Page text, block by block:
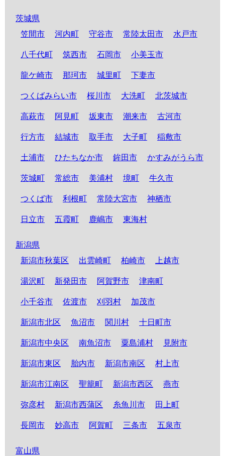
茨城県
笠間市
河内町 守谷市 常陸太田市 水戸市
八千代町 筑西市 石岡市 小美玉市
龍ケ崎市 那珂市 城里町 下妻市
つくばみらい市 桜川市 大洗町 北茨城市
高萩市 阿見町 坂東市 潮来市 古河市
行方市 結城市 取手市 大子町 稲敷市
土浦市 ひたちなか市 鉾田市 かすみがうら市
茨城町 常総市 美浦村 境町 牛久市
つくば市 利根町 常陸大宮市 神栖市
日立市 五霞町 鹿嶋市 東海村
新潟県
新潟市秋葉区
出雲崎町 柏崎市 上越市
湯沢町 新発田市 阿賀野市 津南町
小千谷市 佐渡市 刈羽村 加茂市
新潟市北区 魚沼市 関川村 十日町市
新潟市中央区 南魚沼市 粟島浦村 見附市
新潟市東区 胎内市 新潟市南区 村上市
新潟市江南区 聖籠町 新潟市西区 燕市
弥彦村 新潟市西蒲区 糸魚川市 田上町
長岡市 妙高市 阿賀町 三条市 五泉市
富山県